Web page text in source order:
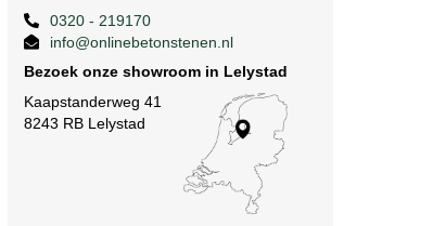
0320 - 219170
info@onlinebetonstenen.nl
Bezoek onze showroom in Lelystad
Kaapstanderweg 41
8243 RB Lelystad